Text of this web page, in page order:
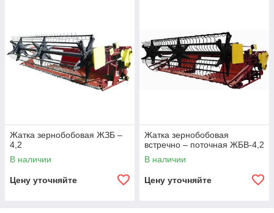
Жатка зернобобовая ЖЗБ –
4,2
В наличии
Цену уточняйте
Жатка зернобобовая
встречно – поточная ЖБВ-4,2
В наличии
Цену уточняйте